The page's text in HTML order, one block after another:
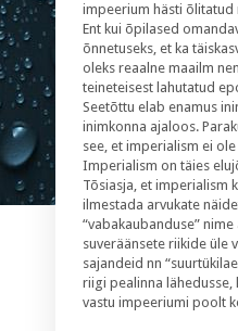
impeerium hästi õlitatud
Ent kui õpilased
õnnetuseks, et ka
oleks reaalne maailm
teineteisest lahutatud
Seetõttu elab enamus
inimkonna ajaloos.
see, et imperialism ei
Imperialism on täies
Tõsiasja, et imperialism
ilmestada arvukate
“vabakaubanduse”
suveräänsete riikide üle
sajandeid nn
riigi pealinna lähedusse,
vastu impeeriumi poolt